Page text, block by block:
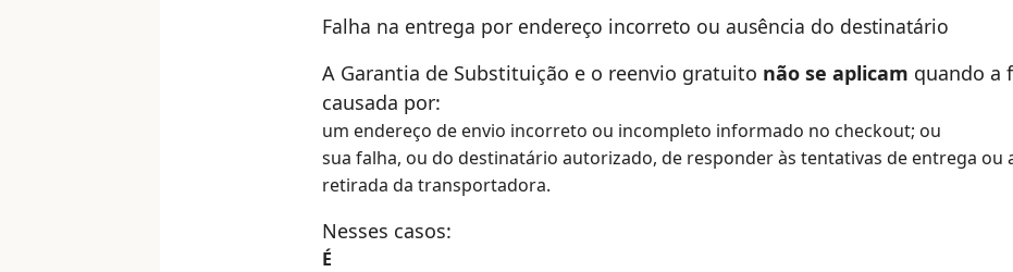
Falha na entrega por endereço incorreto ou ausência do destinatário
A Garantia de Substituição e o reenvio gratuito não se aplicam quando a
causada por:
um endereço de envio incorreto ou incompleto informado no checkout; ou
sua falha, ou do destinatário autorizado, de responder às tentativas de entrega ou
retirada da transportadora.
Nesses casos:
É